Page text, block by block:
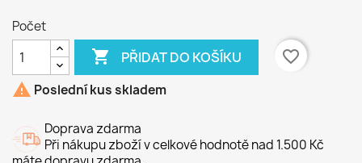
Počet
 PŘIDAT DO KOŠÍKU
favorite_border
 Poslední kus skladem
Doprava zdarma
Při nákupu zboží v celkové hodnotě nad 1.500 Kč